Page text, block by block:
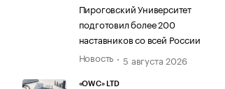
Пироговский Университет
подготовил более 200
наставников со всей России
Новость
5 августа 2026
«OWC» LTD